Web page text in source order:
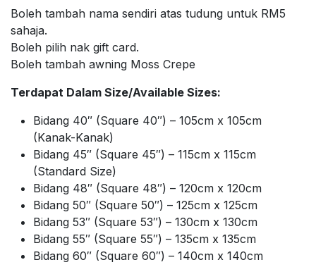
Boleh tambah nama sendiri atas tudung untuk RM5
sahaja.
Boleh pilih nak gift card.
Boleh tambah awning Moss Crepe
Terdapat Dalam Size/Available Sizes:
Bidang 40″ (Square 40″) – 105cm x 105cm
(Kanak-Kanak)
Bidang 45″ (Square 45″) – 115cm x 115cm
(Standard Size)
Bidang 48″ (Square 48″) – 120cm x 120cm
Bidang 50″ (Square 50″) – 125cm x 125cm
Bidang 53″ (Square 53″) – 130cm x 130cm
Bidang 55″ (Square 55″) – 135cm x 135cm
Bidang 60″ (Square 60″) – 140cm x 140cm